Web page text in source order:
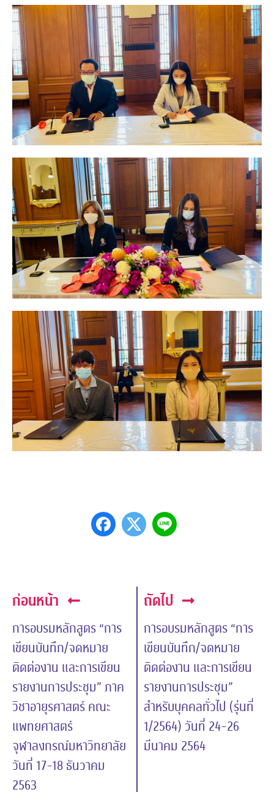
ก่อนหน้า
การอบรมหลักสูตร “การ
เขียนบันทึก/จดหมาย
ติดต่องาน และการเขียน
รายงานการประชุม” ภาค
วิชาอายุรศาสตร์ คณะ
แพทยศาสตร์
จุฬาลงกรณ์มหาวิทยาลัย
วันที่ 17-18 ธันวาคม
2563
ถัดไป
การอบรมหลักสูตร “การ
เขียนบันทึก/จดหมาย
ติดต่องาน และการเขียน
รายงานการประชุม”
สำหรับบุคคลทั่วไป (รุ่นที่
1/2564) วันที่ 24-26
มีนาคม 2564